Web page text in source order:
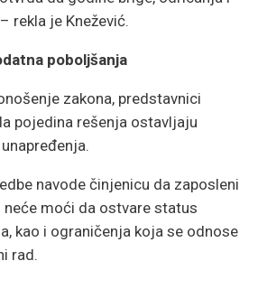
rekla je Knežević.
poboljšanja
zakona, predstavnici
pojedina rešenja ostavljaju
navode činjenicu da zaposleni
moći da ostvare status
kao i ograničenja koja se odnose
rad.